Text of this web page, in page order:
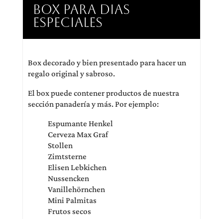
BOX PARA DIAS
ESPECIALES
Box decorado y bien presentado para hacer un
regalo original y sabroso.
El box puede contener productos de nuestra
sección panadería y más. Por ejemplo:
Espumante Henkel
Cerveza Max Graf
Stollen
Zimtsterne
Elisen Lebkichen
Nussencken
Vanillehörnchen
Mini Palmitas
Frutos secos